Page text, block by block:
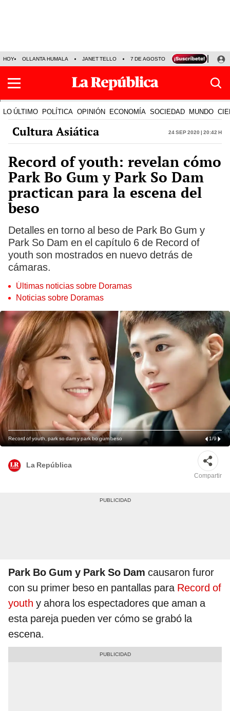
HOY OLLANTA HUMALA JANET TELLO 7 DE AGOSTO TINKA RESULTADOS
LO ÚLTIMO POLÍTICA OPINIÓN ECONOMÍA SOCIEDAD MUNDO
Cultura Asiática 24 Sep 2020 | 20:42 h
Record of youth: revelan cómo
Park Bo Gum y Park So Dam
practican para la escena del
beso
Detalles en torno al beso de Park Bo Gum y
Park So Dam en el capítulo 6 de Record of
youth son mostrados en nuevo detrás de
cámaras.
Últimas noticias sobre Doramas
Noticias sobre Doramas
Record of youth, park so dam y park bo gum beso 1/9
La República
Compartir
Park Bo Gum y Park So Dam causaron furor
con su primer beso en pantallas para Record of
youth y ahora los espectadores que aman a
esta pareja pueden ver cómo se grabó la
escena.